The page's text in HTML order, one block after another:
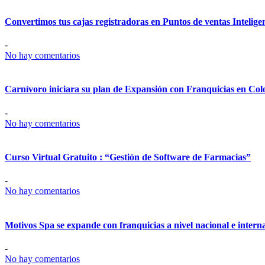
Convertimos tus cajas registradoras en Puntos de ventas
-
No hay comentarios
Carnívoro iniciara su plan de Expansión con Franquicias en
-
No hay comentarios
Curso Virtual Gratuito : “Gestión de Software de Farmacias”
-
No hay comentarios
Motivos Spa se expande con franquicias a nivel nacional e
-
No hay comentarios